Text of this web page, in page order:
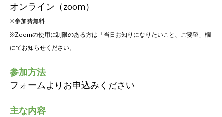
オンライン（zoom）
※参加費無料
※Zoomの使用に制限のある方は「当日お知りになりたいこと、ご要望」欄
にてお知らせください。
参加方法
フォームよりお申込みください
主な内容